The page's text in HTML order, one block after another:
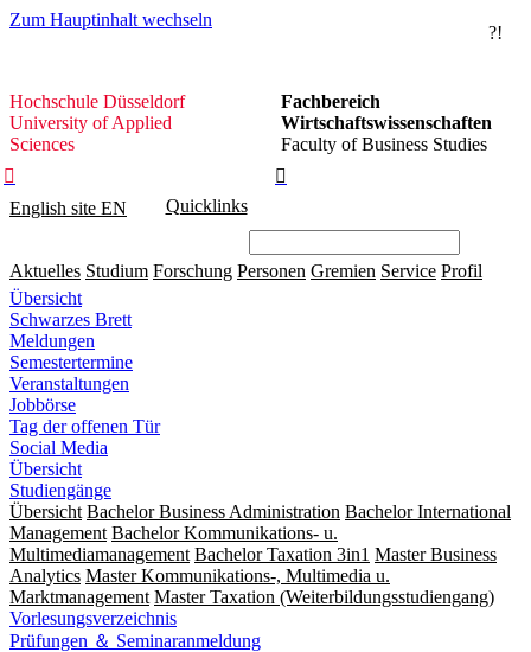
Zum Hauptinhalt wechseln
?!
Hochschule
Düsseldorf
Hochschule Düsseldorf
University of Applied
Sciences
Fachbereich
Wirtschaftswissenschaften
Faculty of Business Studies


English site EN Quicklinks
Aktuelles Studium Forschung Personen Gremien Service Profil
Übersicht
Schwarzes Brett
Meldungen
Semestertermine
Veranstaltungen
Jobbörse
Tag der offenen Tür
Social Media
Übersicht
Studiengänge
Übersicht Bachelor Business Administration Bachelor International
Management Bachelor Kommunikations- u.
Multimediamanagement Bachelor Taxation 3in1 Master Business
Analytics Master Kommunikations-, Multimedia u.
Marktmanagement Master Taxation (Weiterbildungsstudiengang)
Vorlesungsverzeichnis
Prüfungen ＆ Seminaranmeldung